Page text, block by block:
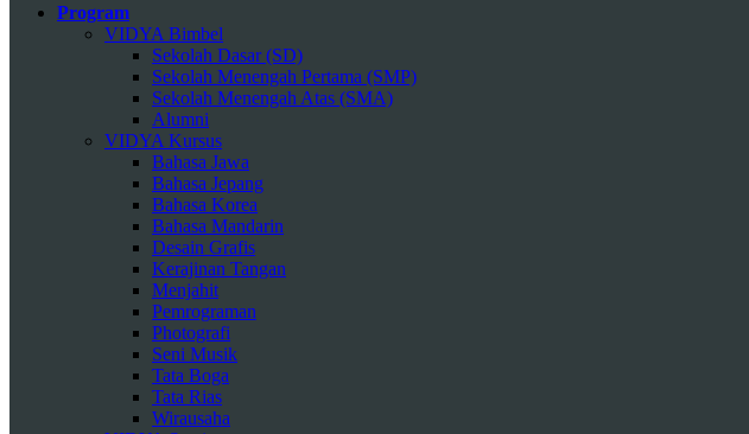
Program
VIDYA Bimbel
Sekolah Dasar (SD)
Sekolah Menengah Pertama (SMP)
Sekolah Menengah Atas (SMA)
Alumni
VIDYA Kursus
Bahasa Jawa
Bahasa Jepang
Bahasa Korea
Bahasa Mandarin
Desain Grafis
Kerajinan Tangan
Menjahit
Pemrograman
Photografi
Seni Musik
Tata Boga
Tata Rias
Wirausaha